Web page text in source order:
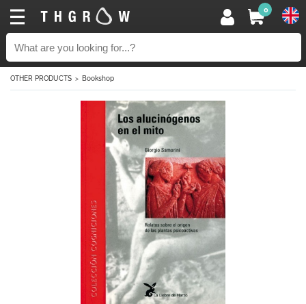
0
OTHER PRODUCTS Bookshop